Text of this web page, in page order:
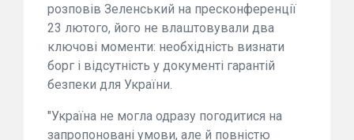
розповів Зеленський на пресконференції
23 лютого, його не влаштовували два
ключові моменти: необхідність визнати
борг і відсутність у документі гарантій
безпеки для України.
"Україна не могла одразу погодитися на
запропоновані умови, але й повністю